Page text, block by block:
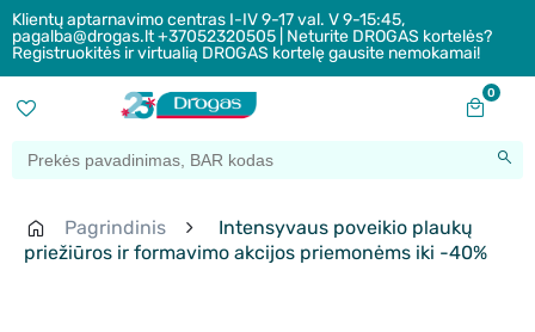
Klientų aptarnavimo centras I-IV 9-17 val. V 9-15:45,
pagalba@drogas.lt +37052320505 | Neturite DROGAS kortelės?
Registruokitės ir virtualią DROGAS kortelę gausite nemokamai!
0
Pagrindinis
Intensyvaus poveikio plaukų
priežiūros ir formavimo akcijos priemonėms iki -40%